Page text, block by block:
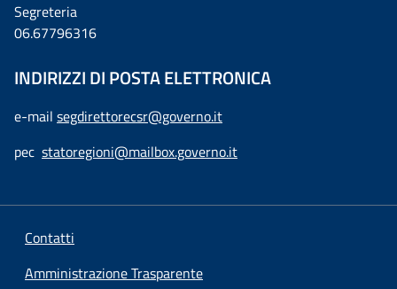
Segreteria
06.67796316
INDIRIZZI DI POSTA ELETTRONICA
e-mail segdirettorecsr@governo.it
pec statoregioni@mailbox.governo.it
Contatti
Amministrazione Trasparente